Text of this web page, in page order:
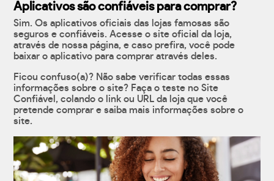
Aplicativos são confiáveis para comprar?
Sim. Os aplicativos oficiais das lojas famosas são
seguros e confiáveis. Acesse o site oficial da loja,
através de nossa página, e caso prefira, você pode
baixar o aplicativo para comprar através deles.
Ficou confuso(a)? Não sabe verificar todas essas
informações sobre o site? Faça o teste no Site
Confiável, colando o link ou URL da loja que você
pretende comprar e saiba mais informações sobre o
site.